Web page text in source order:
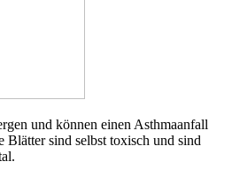
und können einen Asthmaanfall
Blätter sind selbst toxisch und sind